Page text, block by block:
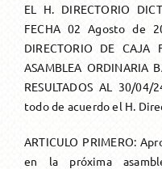
Memoria y Balance
Puntaje
Maternidad
Asistencia Médica
BENEFICIARIOS
Jubilaciones
AYUDA
EL H. DIRECTORIO
FECHA 02 Agosto de
DIRECTORIO DE CAJA
ASAMBLEA ORDINARIA
RESULTADOS AL 30/
todo de acuerdo el H.
ARTICULO PRIMERO:
en la próxima